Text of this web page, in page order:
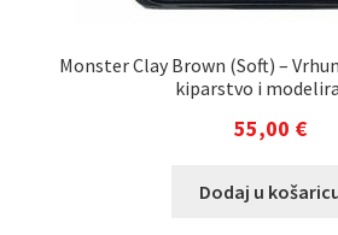
Monster Clay Brown (Soft) –
kiparstvo i
55,00 €
Dodaj u